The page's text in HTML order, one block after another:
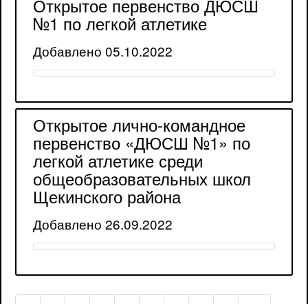
Открытое первенство ДЮСШ
№1 по легкой атлетике
Добавлено 05.10.2022
Открытое лично-командное
первенство «ДЮСШ №1» по
легкой атлетике среди
общеобразовательных школ
Щекинского района
Добавлено 26.09.2022